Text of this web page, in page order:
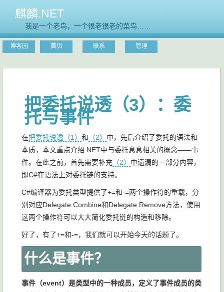
麒麟.NET
我是一个老鸟，一个很老很老的菜鸟……
博客园 首页 联系 管理
把委托说透（3）：委
托与事件
在把委托说透（1） 和 （2） 中，先后介绍了委托的语法和
本质，本文重点介绍.NET中与委托息息相关的概念——事
件。在此之前，首先需要补充 （2） 中遗漏的一部分内容，
即C#在语法上对委托链的支持。
C#编译器为委托类型提供了+=和-=两个操作符的重载，分
别对应Delegate.Combine和Delegate.Remove方法，使用
这两个操作符可以大大简化委托链的构造和移除。
好了，有了+=和-=，我们就可以开始今天的话题了。
什么是事件？
事件（event）是类型中的一种成员，定义了事件成员的类